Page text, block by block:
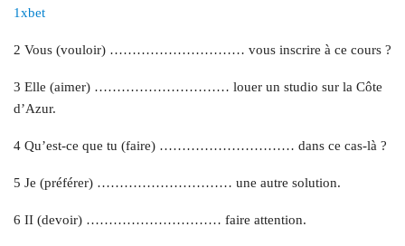
1xbet
2 Vous (vouloir) ………………………… vous inscrire à ce cours ?
3 Elle (aimer) ………………………… louer un studio sur la Côte
d’Azur.
4 Qu’est-ce que tu (faire) ………………………… dans ce cas-là ?
5 Je (préférer) ………………………… une autre solution.
6 II (devoir) ………………………… faire attention.